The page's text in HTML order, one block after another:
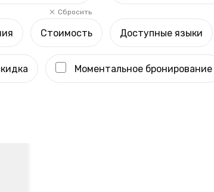
Сбросить
Стоимость Доступные языки
Моментальное бронирование